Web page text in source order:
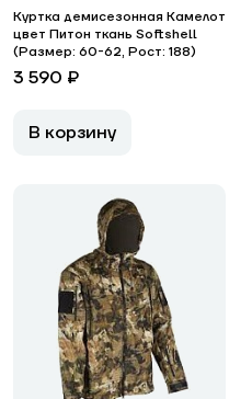
Куртка демисезонная Камелот
цвет Питон ткань Softshell
(Размер: 60-62, Рост: 188)
3 590 ₽
В корзину